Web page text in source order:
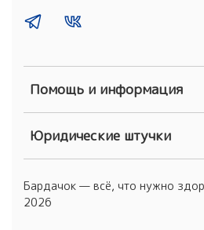
Помощь и информация
Юридические штучки
Бардачок — всё, что нужно
2026